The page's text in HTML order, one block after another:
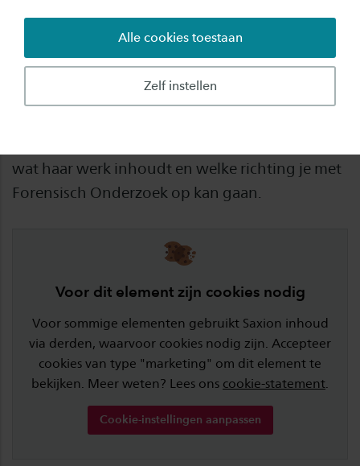
Zelf instellen
Alle cookies toestaan
Benieuwd wat je kunt gaan doen na de studie
Forensisch Onderzoek? Lynn studeerde
Forensisch Onderzoek bij Saxion. Inmiddels
wat haar werk inhoudt en welke richting je met
Forensisch Onderzoek op kan gaan.
Voor dit element zijn cookies nodig
Voor sommige elementen gebruikt Saxion inhoud
via derden, waarvoor cookies nodig zijn. Accepteer
cookies van type "marketing" om dit element te
bekijken. Meer weten? Lees ons cookie-statement.
Cookie-instellingen aanpassen